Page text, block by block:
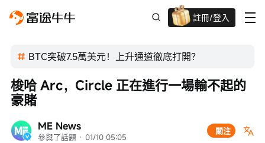
註冊/登入
迎新驚喜賞 股票/BTC等任你揀!
BTC突破7.5萬美元！上升通道徹底打開？
ME News
參與了話題 · 01/10 05:05
關注
梭哈 Arc，Circle 正在進行一場輸不起的
豪賭